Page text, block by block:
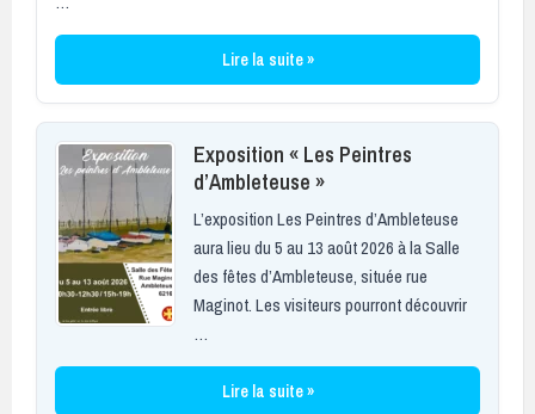
Lire la suite »
Exposition « Les Peintres
d’Ambleteuse »
L’exposition Les Peintres d’Ambleteuse
aura lieu du 5 au 13 août 2026 à la Salle
des fêtes d’Ambleteuse, située rue
Maginot. Les visiteurs pourront découvrir
…
Lire la suite »